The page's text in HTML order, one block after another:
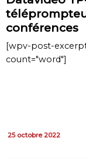
conférences
[wpv-post-
count="word"]
25 octobre 2022